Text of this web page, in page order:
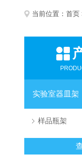
当前位置： 首页
实验室器皿架
样品瓶架